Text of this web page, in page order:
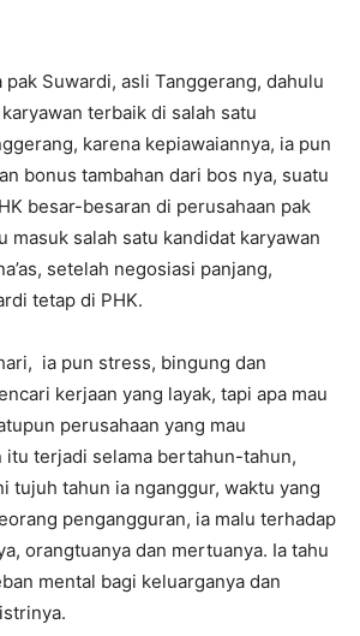
pak Suwardi, asli Tanggerang, dahulu
terbaik di salah satu
karena kepiawaiannya, ia pun
bonus tambahan dari bos nya, suatu
besar-besaran di perusahaan pak
masuk salah satu kandidat karyawan
setelah negosiasi panjang,
tetap di PHK.
ia pun stress, bingung dan
kerjaan yang layak, tapi apa mau
perusahaan yang mau
itu terjadi selama bertahun-tahun,
tujuh tahun ia nganggur, waktu yang
pengangguran, ia malu terhadap
orangtuanya dan mertuanya. Ia tahu
mental bagi keluarganya dan